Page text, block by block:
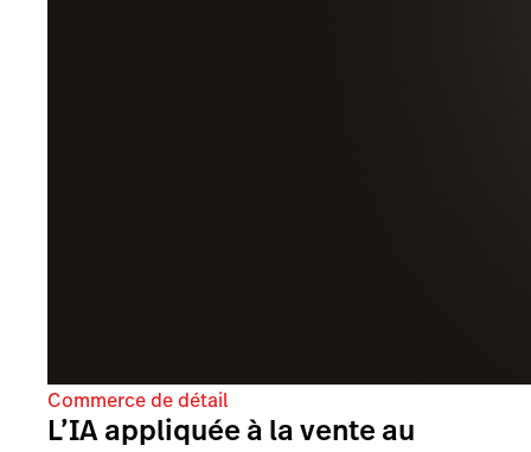
Commerce de détail
L’IA appliquée à la vente au